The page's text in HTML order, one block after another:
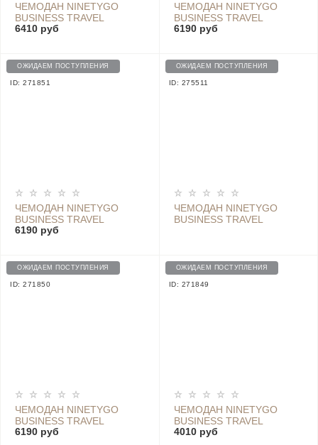
ЧЕМОДАН NINETYGO
BUSINESS TRAVEL
LUGGAGE 28*, LIGHT
6410 руб
ЧЕМОДАН NINETYGO
BUSINESS TRAVEL
LUGGAGE 24*, RED
6190 руб
ОЖИДАЕМ ПОСТУПЛЕНИЯ
ID: 271851
ЧЕМОДАН NINETYGO
BUSINESS TRAVEL
LUGGAGE 24*, LIGHT
6190 руб
ОЖИДАЕМ ПОСТУПЛЕНИЯ
ID: 275511
ЧЕМОДАН NINETYGO
BUSINESS TRAVEL
ОЖИДАЕМ ПОСТУПЛЕНИЯ
ID: 271850
ЧЕМОДАН NINETYGO
BUSINESS TRAVEL
LUGGAGE 24*, BLUE
6190 руб
ОЖИДАЕМ ПОСТУПЛЕНИЯ
ID: 271849
ЧЕМОДАН NINETYGO
BUSINESS TRAVEL
LUGGAGE 20*, DARK
4010 руб